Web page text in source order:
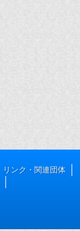
リンク・関連団体